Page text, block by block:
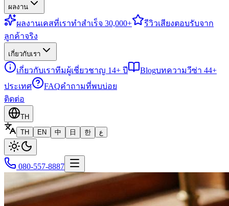
ผลงาน
ผลงานเคสที่เราทำสำเร็จ 30,000+ รีวิวเสียงตอบรับจาก
ลูกค้าจริง
เกี่ยวกับเรา
เกี่ยวกับเราทีมผู้เชี่ยวชาญ 14+ ปี Blogบทความวีซ่า 44+
ประเทศ
FAQคำถามที่พบบ่อย
ติดต่อ
TH
TH
EN 中 日 한 ع
080-557-8887